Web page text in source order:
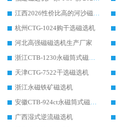
江西2026性价比高的河沙磁选机生产厂家工作原理(通俗 + 专业双版，适配产品文案/介绍使用)
杭州CTG-1024购干选磁选机
河北高强磁磁选机生产厂家
浙江CTB-1230永磁筒式磁选机生产厂家
天津CTG-7522干选磁选机
浙江永磁铁矿磁选机
安徽CTB-924ct永磁筒式磁选机
广西湿式逆流磁选机